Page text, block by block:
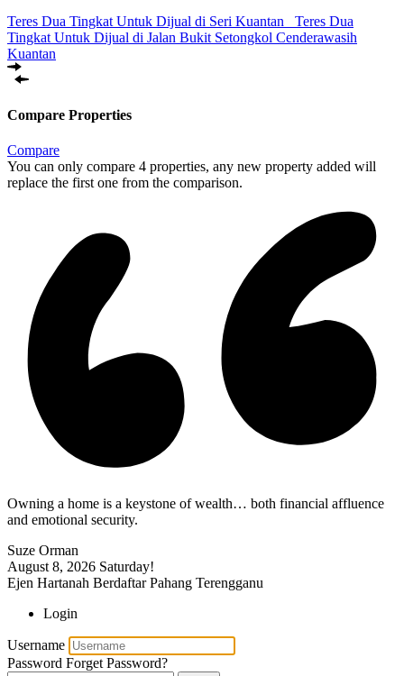
Teres Dua Tingkat Untuk Dijual di Seri Kuantan
Teres Dua
Tingkat Untuk Dijual di Jalan Bukit Setongkol Cenderawasih
Kuantan
Compare Properties
Compare
You can only compare 4 properties, any new property added will
replace the first one from the comparison.
Owning a home is a keystone of wealth… both financial affluence
and emotional security.
Suze Orman
August 8, 2026 Saturday!
Ejen Hartanah Berdaftar Pahang Terengganu
Login
Username
Password Forget Password?